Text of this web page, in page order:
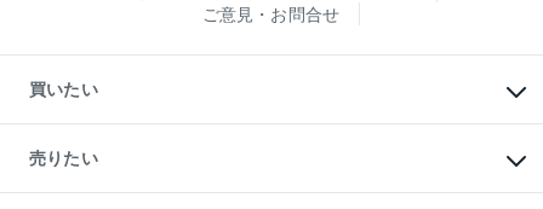
ご意見・お問合せ
買いたい
新築・分譲マンションの購入
中古マンションの購入
一戸建ての購入
売りたい